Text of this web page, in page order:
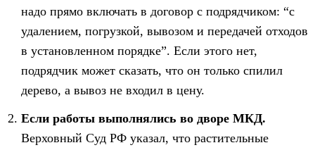
надо прямо включать в договор с подрядчиком: “с
удалением, погрузкой, вывозом и передачей отходов
в установленном порядке”. Если этого нет,
подрядчик может сказать, что он только спилил
дерево, а вывоз не входил в цену.
Если работы выполнялись во дворе МКД.
Верховный Суд РФ указал, что растительные